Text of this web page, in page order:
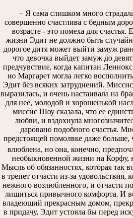
− Я сама слишком много
совершенно счастлива с бедным
возрасте - это помеха для
жизни Эдит не должно быть
дорогое дитя может выйти замуж
что девочка выйдет замуж до
предчувствие, когда капитан
но Маргарет могла легко
Эдит без всяких затруднений.
выразилась, и очень настаивала на
для нее, молодой и хорошенькой
миссис Шоу сказала, что ее
любви, и вздохнула
даровано подобного счастья.
предстоящей помолвке даже
влюблена, но она, конечно,
необыкновенной жизни на Корфу,
Мысль об обязанностях, которая так
в трепет отчасти из-за удовольствия,
нежного возлюбленного, и отчасти
лишиться привычного комфорта. И
владеющий прекрасным домом,
в придачу, Эдит устояла бы перед